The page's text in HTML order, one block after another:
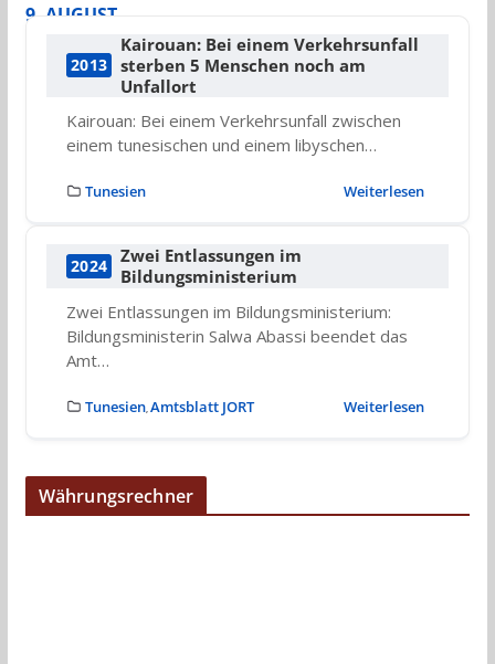
9. AUGUST
2013
Kairouan: Bei einem Verkehrsunfall
sterben 5 Menschen noch am
Unfallort
Kairouan: Bei einem Verkehrsunfall zwischen
einem tunesischen und einem libyschen…
Tunesien Weiterlesen
2024
Zwei Entlassungen im
Bildungsministerium
Zwei Entlassungen im Bildungsministerium:
Bildungsministerin Salwa Abassi beendet das
Amt…
Tunesien, Amtsblatt JORT Weiterlesen
Währungsrechner